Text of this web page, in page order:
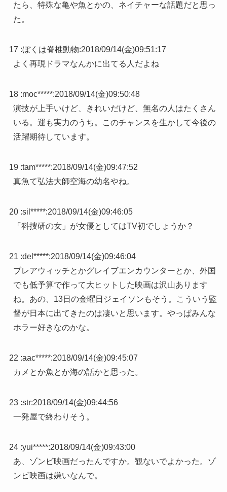
たら、特殊な亀や魚とかの、ネイチャーな話題だと思っ
た。
17 :ぼくは脊椎動物:2018/09/14(金)09:51:17
よく再現ドラマなんかに出てる人だよね
18 :moc*****:2018/09/14(金)09:50:48
演技が上手いけど、きれいだけど、無名の人はたくさん
いる。運も実力のうち。このチャンスを生かして今後の
活躍期待しています。
19 :tam*****:2018/09/14(金)09:47:52
真魚て弘法大師空海の幼名やね。
20 :sil*****:2018/09/14(金)09:46:05
「科捜研の女」が女優としてはTV初でしょうか？
21 :del*****:2018/09/14(金)09:46:04
ブレアウィッチとかグレイブエンカウンターとか、外国
でも低予算で作って大ヒットした映画は沢山あります
ね。あの、13日の金曜日ジェイソンもそう。こういう監
督が日本に出てきたのは凄いと思います。やっぱみんな
ホラー好きなのかな。
22 :aac*****:2018/09/14(金)09:45:07
カメとか魚とか海の話かと思った。
23 :str:2018/09/14(金)09:44:56
一発屋で終わりそう。
24 :yui*****:2018/09/14(金)09:43:00
あ、ゾンビ映画だったんですか。観ないでよかった。ゾ
ンビ映画は嫌いなんで。